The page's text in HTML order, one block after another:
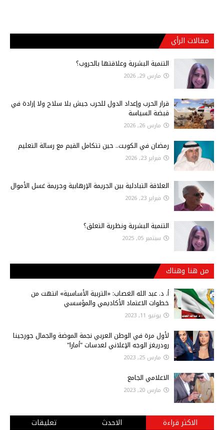
مقالات الرأي
التنمية البشرية وعلاقتها بالحروب؟
مارس 29, 2026
قرار الحرب وإعداد الدول للحرب جيش بلا سلاح ولا إرادة في
قبضة السياسة
مارس 26, 2026
رمضان في الكويت.. حين تتكامل القيم مع رسالة التعليم
فبراير 23, 2026
العلاقة التبادلية بين الجريمة الإرهابية وجريمة غسل الأموال
فبراير 23, 2026
التنمية البشرية ونظرية التعلق؟
سبتمبر 05, 2025
من هنا وهناك
أ‌. د. عبد الله الغصاب: «التربية الأساسية» انتهت من
خطوات الاعتماد الأكاديمي والمؤسسي
يونيو 11, 2023
لأول مرة في الوطن العربي نجمة الموضة والجمال جورجينا
رودريغز الوجه الإعلاني لعدسات "أمارا"
مارس 25, 2023
الاعلامي الجامع
مارس 20, 2023
الاكثر قراءة الاحدث تعليقات